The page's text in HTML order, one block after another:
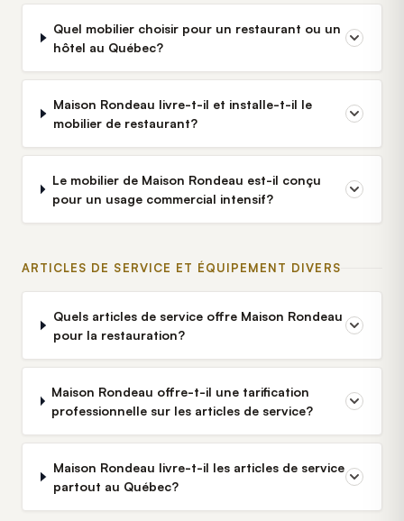
Quel mobilier choisir pour un restaurant ou un
hôtel au Québec?
Maison Rondeau livre-t-il et installe-t-il le
mobilier de restaurant?
Le mobilier de Maison Rondeau est-il conçu
pour un usage commercial intensif?
ARTICLES DE SERVICE ET ÉQUIPEMENT DIVERS
Quels articles de service offre Maison Rondeau
pour la restauration?
Maison Rondeau offre-t-il une tarification
professionnelle sur les articles de service?
Maison Rondeau livre-t-il les articles de service
partout au Québec?